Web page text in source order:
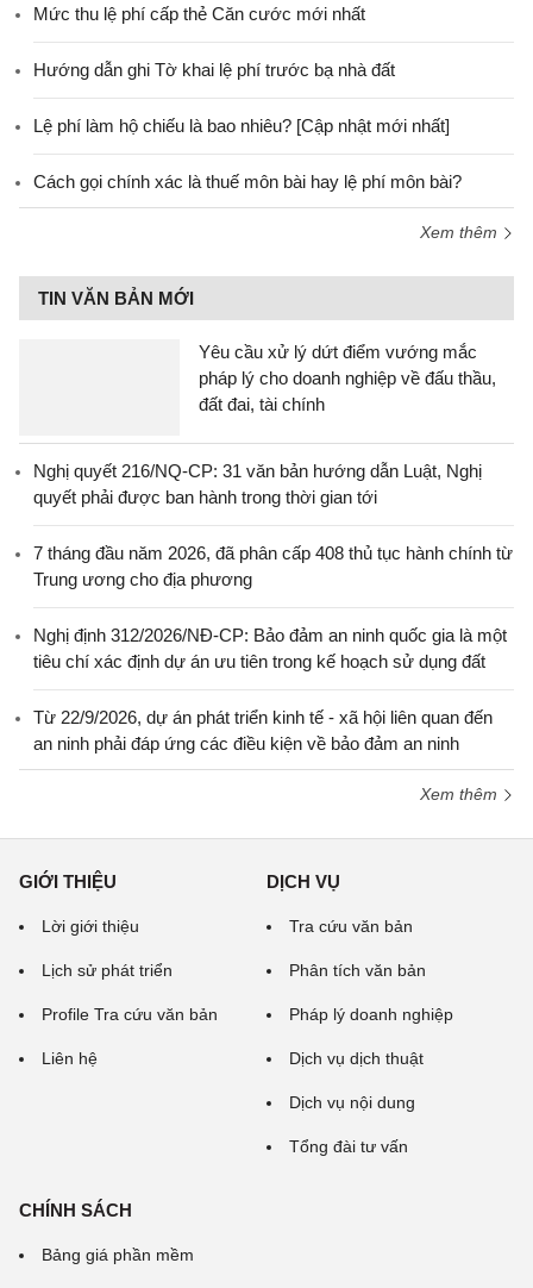
Mức thu lệ phí cấp thẻ Căn cước mới nhất
Hướng dẫn ghi Tờ khai lệ phí trước bạ nhà đất
Lệ phí làm hộ chiếu là bao nhiêu? [Cập nhật mới nhất]
Cách gọi chính xác là thuế môn bài hay lệ phí môn bài?
Xem thêm
TIN VĂN BẢN MỚI
Yêu cầu xử lý dứt điểm vướng mắc
pháp lý cho doanh nghiệp về đấu thầu,
đất đai, tài chính
Nghị quyết 216/NQ-CP: 31 văn bản hướng dẫn Luật, Nghị
quyết phải được ban hành trong thời gian tới
7 tháng đầu năm 2026, đã phân cấp 408 thủ tục hành chính từ
Trung ương cho địa phương
Nghị định 312/2026/NĐ-CP: Bảo đảm an ninh quốc gia là một
tiêu chí xác định dự án ưu tiên trong kế hoạch sử dụng đất
Từ 22/9/2026, dự án phát triển kinh tế - xã hội liên quan đến
an ninh phải đáp ứng các điều kiện về bảo đảm an ninh
Xem thêm
GIỚI THIỆU
Lời giới thiệu
Lịch sử phát triển
Profile Tra cứu văn bản
Liên hệ
DỊCH VỤ
Tra cứu văn bản
Phân tích văn bản
Pháp lý doanh nghiệp
Dịch vụ dịch thuật
Dịch vụ nội dung
Tổng đài tư vấn
CHÍNH SÁCH
Bảng giá phần mềm